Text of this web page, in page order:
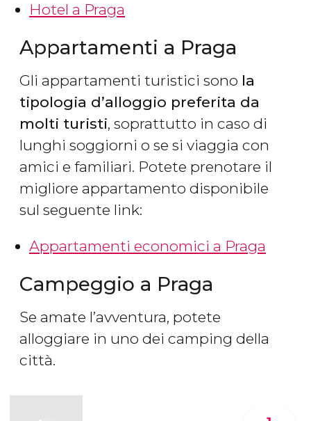
Hotel a Praga
Appartamenti a Praga
Gli appartamenti turistici sono la
tipologia d’alloggio preferita da
molti turisti, soprattutto in caso di
lunghi soggiorni o se si viaggia con
amici e familiari. Potete prenotare il
migliore appartamento disponibile
sul seguente link:
Appartamenti economici a Praga
Campeggio a Praga
Se amate l’avventura, potete
alloggiare in uno dei camping della
città.